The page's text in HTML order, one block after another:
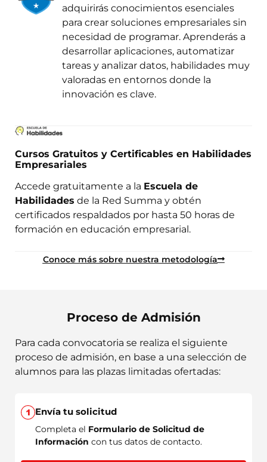
adquirirás conocimientos esenciales
para crear soluciones empresariales sin
necesidad de programar. Aprenderás a
desarrollar aplicaciones, automatizar
tareas y analizar datos, habilidades muy
valoradas en entornos donde la
innovación es clave.
Cursos Gratuitos y Certificables en Habilidades
Empresariales
Accede gratuitamente a la Escuela de
Habilidades de la Red Summa y obtén
certificados respaldados por hasta 50 horas de
formación en educación empresarial.
Conoce más sobre nuestra metodología
Proceso de Admisión
Para cada convocatoria se realiza el siguiente
proceso de admisión, en base a una selección de
alumnos para las plazas limitadas ofertadas:
Envía tu solicitud
Completa el Formulario de Solicitud de
Información con tus datos de contacto.